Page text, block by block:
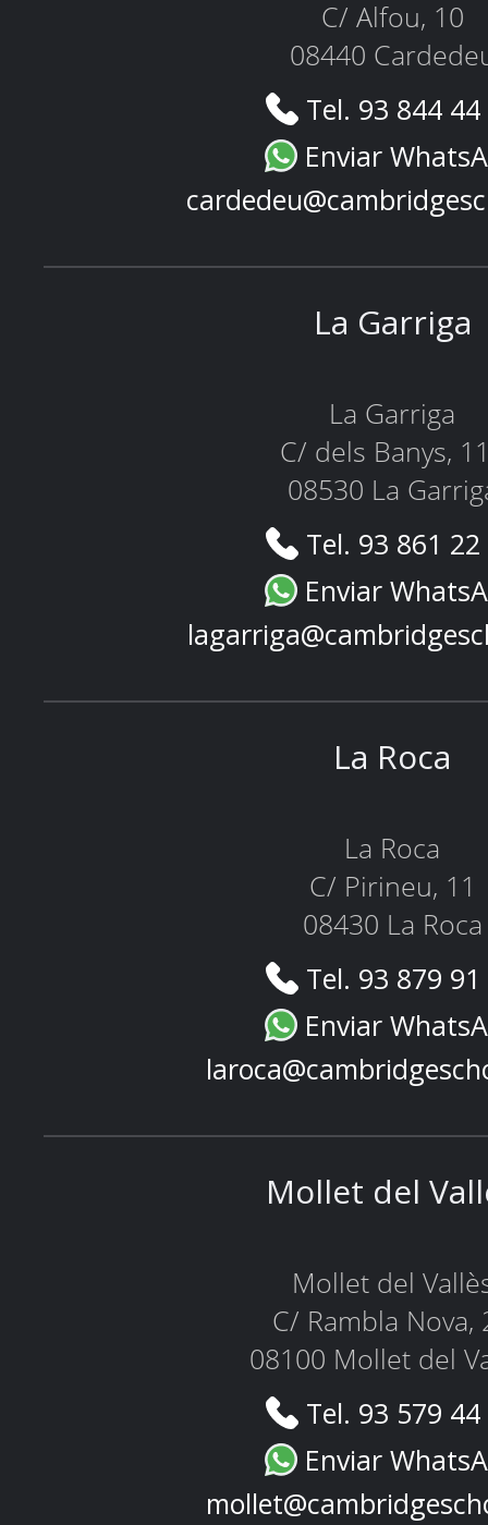
C/ Alfou, 10
08440
Tel. 93 844
Enviar
La Garriga
La Garriga
C/ dels Banys,
08530 La
Tel. 93 861
Enviar
La Roca
La Roca
C/ Pirineu, 11
08430 La Roca
Tel. 93 879
Enviar
Mollet del
Mollet del
C/ Rambla Nova,
08100 Mollet del
Tel. 93 579
Enviar